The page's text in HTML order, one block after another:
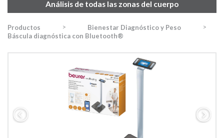
Análisis de todas las zonas del cuerpo
Productos > Bienestar Diagnóstico y Peso
>
Báscula diagnóstica con Bluetooth®